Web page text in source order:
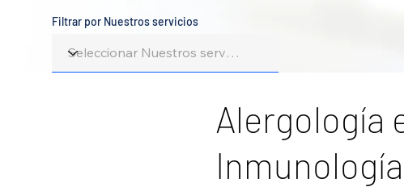
Filtrar por Nuestros servicios
Alergología
Inmunología